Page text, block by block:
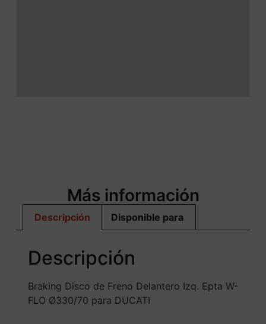
Más información
Descripción Disponible para
Descripción
Braking Disco de Freno Delantero Izq. Epta W-
FLO Ø330/70 para DUCATI